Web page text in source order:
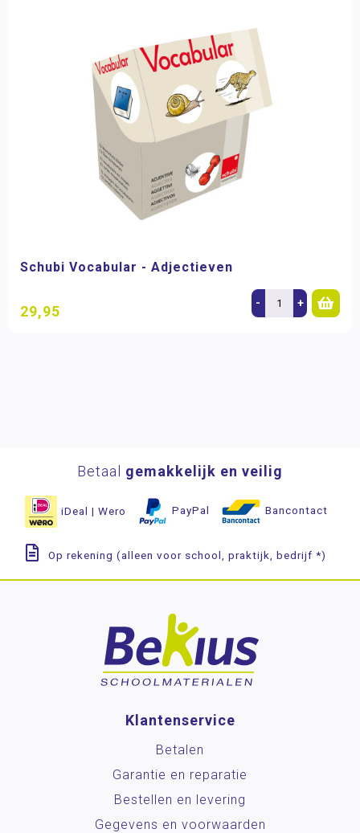
Schubi Vocabular - Adjectieven
29,95 - +
Betaal gemakkelijk en veilig
iDeal | Wero PayPal Bancontact
Op rekening (alleen voor school, praktijk, bedrijf *)
Klantenservice
Betalen
Garantie en reparatie
Bestellen en levering
Gegevens en voorwaarden